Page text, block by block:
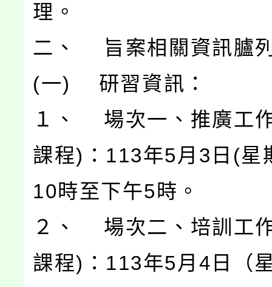
理。
二、 旨案相關資訊臚
(一) 研習資訊：
１、 場次一、推廣工
課程)：113年5月3日(星
10時至下午5時。
２、 場次二、培訓工
課程)：113年5月4日（